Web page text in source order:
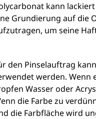
kann
Grundierung auf die
um seine
den Pinselauftrag
werden. Wenn
Wasser oder
die Farbe zu
die Farbfläche wird